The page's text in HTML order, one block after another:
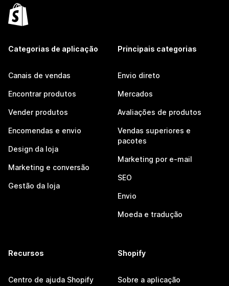
Categorias de aplicação
Canais de vendas
Encontrar produtos
Vender produtos
Encomendas e envio
Design da loja
Marketing e conversão
Gestão da loja
Principais categorias
Envio direto
Mercados
Avaliações de produtos
Vendas superiores e
pacotes
Marketing por e-mail
SEO
Envio
Moeda e tradução
Recursos
Centro de ajuda Shopify
Shopify
Sobre a aplicação